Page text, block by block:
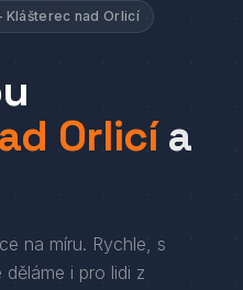
nad Orlicí
Orlicí a
na míru. Rychle, s
i pro lidi z